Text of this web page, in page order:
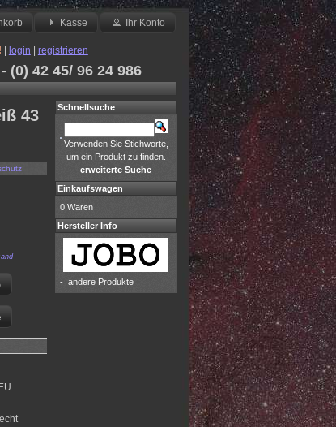
Kasse Ihr Konto
login registrieren
(0) 42 45/ 96 24 986
43
Schnellsuche
Verwenden Sie Stichworte,
um ein Produkt zu finden.
erweiterte Suche
Einkaufswagen
0 Waren
Hersteller Info
- andere Produkte